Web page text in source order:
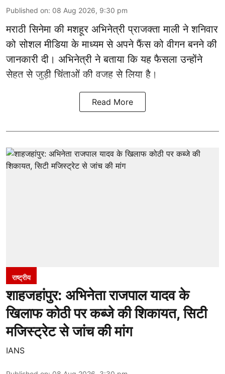
Published on: 08 Aug 2026, 9:30 pm
मराठी सिनेमा की मशहूर अभिनेत्री प्राजक्ता माली ने शनिवार
को सोशल मीडिया के माध्यम से अपने फैंस को वीगन बनने की
जानकारी दी। अभिनेत्री ने बताया कि यह फैसला उन्होंने
सेहत से जुड़ी चिंताओं की वजह से लिया है।
Read More
राष्ट्रीय
शाहजहांपुर: अभिनेता राजपाल यादव के
खिलाफ कोठी पर कब्जे की शिकायत, सिटी
मजिस्ट्रेट से जांच की मांग
IANS